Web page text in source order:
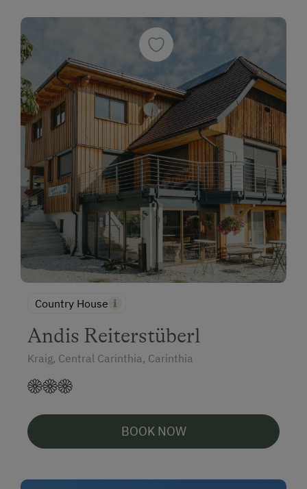
Country House
Andis Reiterstüberl
Kraig, Central Carinthia, Carinthia
BOOK NOW